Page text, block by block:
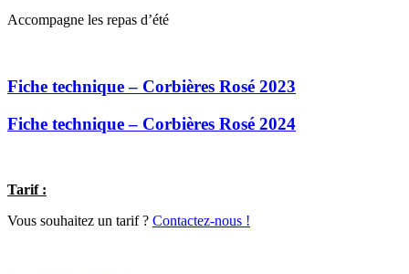
Accompagne les repas d’été
Fiche technique – Corbières Rosé 2023
Fiche technique – Corbières Rosé 2024
Tarif :
Vous souhaitez un tarif ? Contactez-nous !